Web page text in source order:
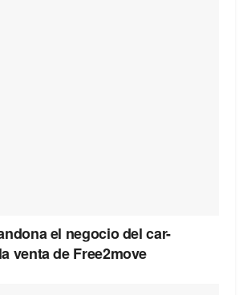
el negocio del car-
venta de Free2move